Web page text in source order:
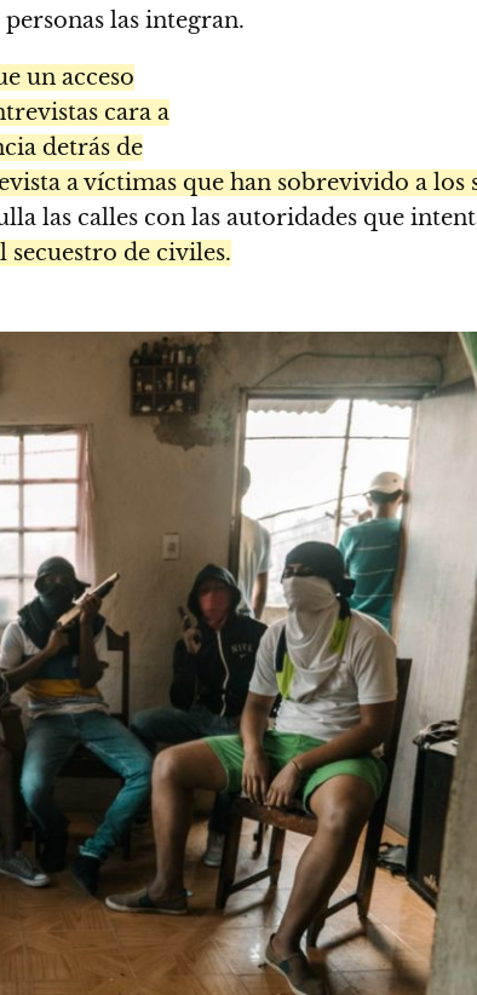
las integran.
un acceso
cara a
detrás de
a víctimas que han sobrevivido a los
las calles con las autoridades que
secuestro de civiles.